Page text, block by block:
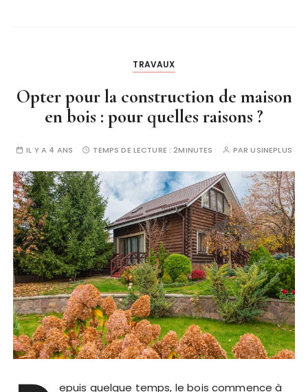
TRAVAUX
Opter pour la construction de maison
en bois : pour quelles raisons ?
IL Y A 4 ANS TEMPS DE LECTURE :2MINUTES PARUSINEPLUS
epuis quelque temps, le bois commence à